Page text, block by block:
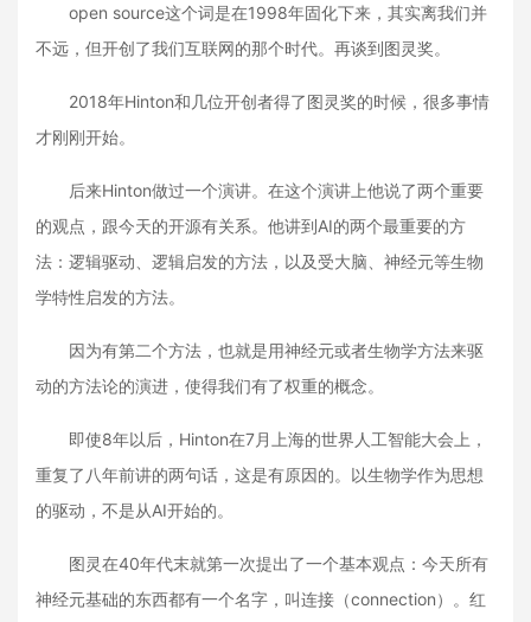
open source这个词是在1998年固化下来，其实离我们并
不远，但开创了我们互联网的那个时代。再谈到图灵奖。
2018年Hinton和几位开创者得了图灵奖的时候，很多事情
才刚刚开始。
后来Hinton做过一个演讲。在这个演讲上他说了两个重要
的观点，跟今天的开源有关系。他讲到AI的两个最重要的方
法：逻辑驱动、逻辑启发的方法，以及受大脑、神经元等生物
学特性启发的方法。
因为有第二个方法，也就是用神经元或者生物学方法来驱
动的方法论的演进，使得我们有了权重的概念。
即使8年以后，Hinton在7月上海的世界人工智能大会上，
重复了八年前讲的两句话，这是有原因的。以生物学作为思想
的驱动，不是从AI开始的。
图灵在40年代末就第一次提出了一个基本观点：今天所有
神经元基础的东西都有一个名字，叫连接（connection）。红